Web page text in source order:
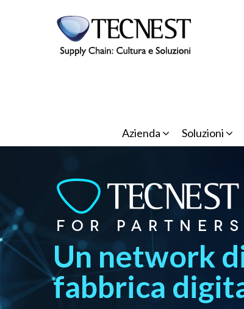
Azienda Soluzioni
Un network
fabbrica